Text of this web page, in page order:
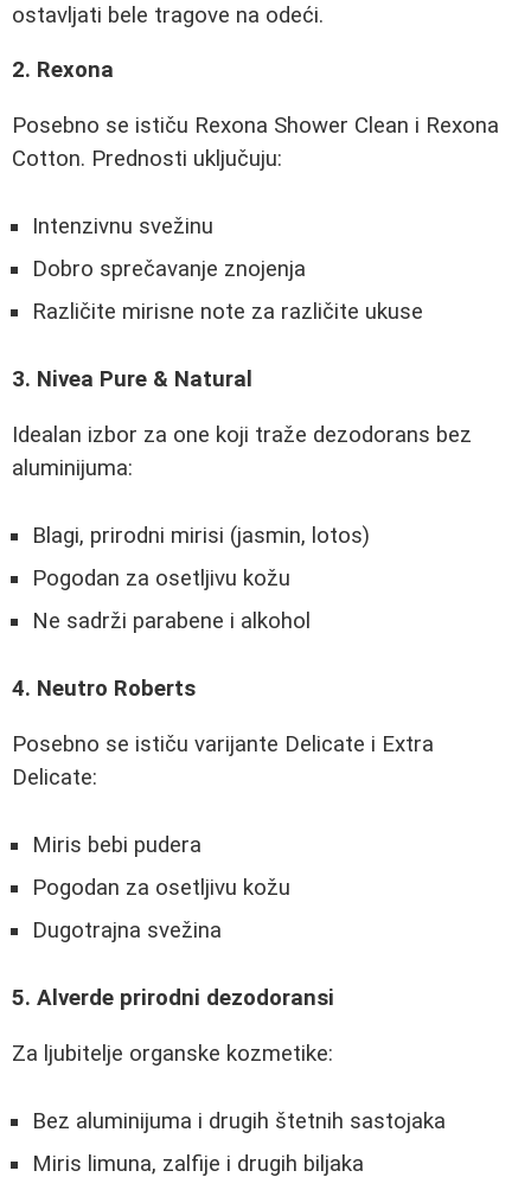
ostavljati bele tragove na odeći.
2. Rexona
Posebno se ističu Rexona Shower Clean i Rexona
Cotton. Prednosti uključuju:
Intenzivnu svežinu
Dobro sprečavanje znojenja
Različite mirisne note za različite ukuse
3. Nivea Pure & Natural
Idealan izbor za one koji traže dezodorans bez
aluminijuma:
Blagi, prirodni mirisi (jasmin, lotos)
Pogodan za osetljivu kožu
Ne sadrži parabene i alkohol
4. Neutro Roberts
Posebno se ističu varijante Delicate i Extra
Delicate:
Miris bebi pudera
Pogodan za osetljivu kožu
Dugotrajna svežina
5. Alverde prirodni dezodoransi
Za ljubitelje organske kozmetike:
Bez aluminijuma i drugih štetnih sastojaka
Miris limuna, zalfije i drugih biljaka